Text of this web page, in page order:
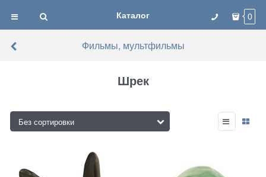
Каталог 0
Фильмы, мультфильмы
Шрек